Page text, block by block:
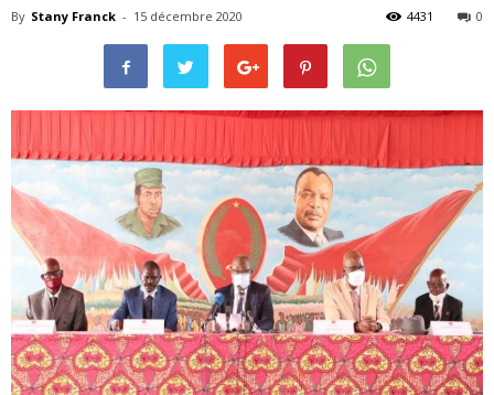
By Stany Franck - 15 décembre 2020 0
4431